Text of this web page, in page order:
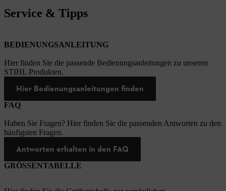
Service & Tipps
BEDIENUNGSANLEITUNG
Hier finden Sie die passende Bedienungsanleitungen zu unseren
STIHL Produkten.
Hier Bedienungsanleitungen finden
FAQ
Haben Sie Fragen? Hier finden Sie die passenden Antworten zu den
häufigsten Fragen.
Antworten erhalten in den FAQ
GRÖSSENTABELLE